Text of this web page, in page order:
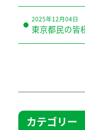
2025年12月04日
東京都民の皆
カテゴリー